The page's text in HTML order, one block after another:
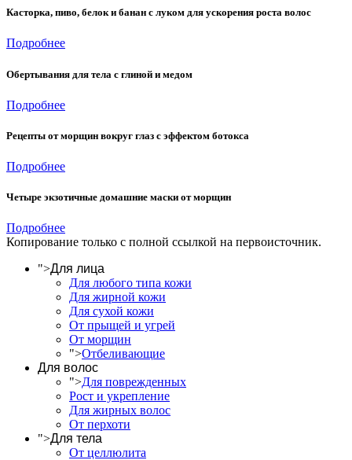
Касторка, пиво, белок и банан с луком для ускорения роста волос
Подробнее
Обертывания для тела с глиной и медом
Подробнее
Рецепты от морщин вокруг глаз с эффектом ботокса
Подробнее
Четыре экзотичные домашние маски от морщин
Подробнее
Копирование только с полной ссылкой на первоисточник.
">Для лица
Для любого типа кожи
Для жирной кожи
Для сухой кожи
От прыщей и угрей
От морщин
">Отбеливающие
Для волос
">Для поврежденных
Рост и укрепление
Для жирных волос
От перхоти
">Для тела
От целлюлита